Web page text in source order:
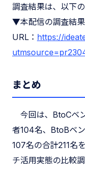
調査結果は、以下
▼本配信の調査結
URL： https://
utmsource=pr
まとめ
今回は、BtoCベ
者104名、BtoBベ
107名の合計211名
チ活用実態の比較